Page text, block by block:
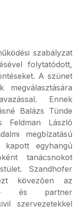
szabályzat
folytatódott,
A szünet
megválasztására
Ennek
Balázs Tünde
László
megbízatású
kapott egyhangú
tanácsnokot
Szandhofer
kövezően az
és partner
szervezetekkel